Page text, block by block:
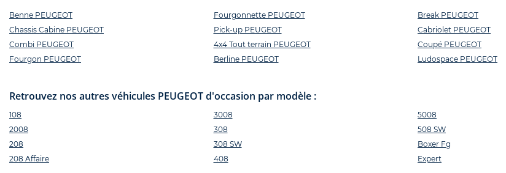
Benne PEUGEOT
Chassis Cabine PEUGEOT
Combi PEUGEOT
Fourgon PEUGEOT
Fourgonnette PEUGEOT
Pick-up PEUGEOT
4x4 Tout terrain PEUGEOT
Berline PEUGEOT
Break PEUGEOT
Cabriolet PEUGEOT
Coupé PEUGEOT
Ludospace PEUGEOT
Retrouvez nos autres véhicules PEUGEOT d'occasion par modèle :
108
2008
208
208 Affaire
3008
308
308 SW
408
5008
508 SW
Boxer Fg
Expert